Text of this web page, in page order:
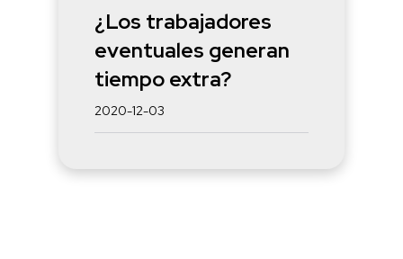
¿Los trabajadores
eventuales generan
tiempo extra?
2020-12-03